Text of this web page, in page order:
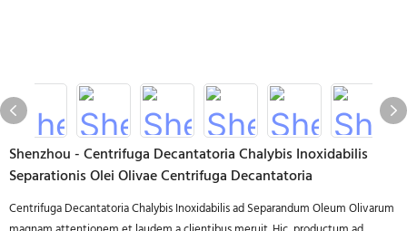
Shenzhou - Centrifuga Decantatoria Chalybis Inoxidabilis
Separationis Olei Olivae Centrifuga Decantatoria
Centrifuga Decantatoria Chalybis Inoxidabilis ad Separandum Oleum Olivarum